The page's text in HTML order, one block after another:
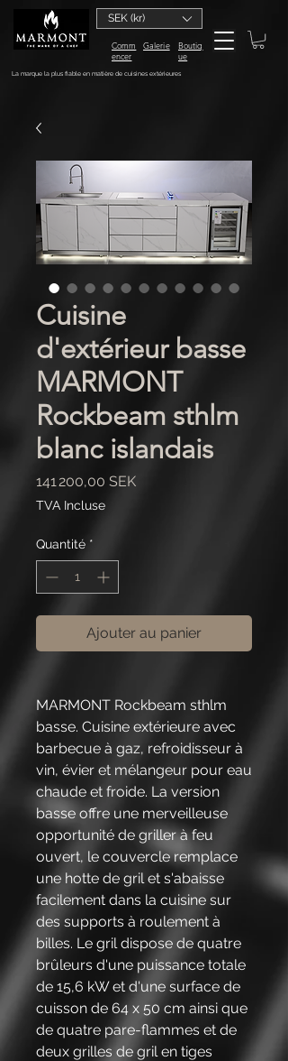
Galerie
Boutiq
ue
Comm
encer
La marque la plus fiable en matière de cuisines extérieures
SEK (kr)
Cuisine
d'extérieur basse
MARMONT
Rockbeam sthlm
blanc islandais
141 200,00 SEKPrix
TVA Incluse
Quantité *
Ajouter au panier
MARMONT Rockbeam sthlm
basse. Cuisine extérieure avec
barbecue à gaz, refroidisseur à
vin, évier et mélangeur pour eau
chaude et froide. La version
basse offre une merveilleuse
opportunité de griller à feu
ouvert, le couvercle remplace
une hotte de gril et s'abaisse
facilement dans la cuisine sur
des supports à roulement à
billes. Le gril dispose de quatre
brûleurs d'une puissance totale
de 15,6 kW et d'une surface de
cuisson de 64 x 50 cm ainsi que
de quatre pare-flammes et de
deux grilles de gril en tiges